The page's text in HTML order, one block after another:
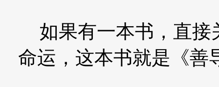
如果有一本书，直接
命运，这本书就是《善